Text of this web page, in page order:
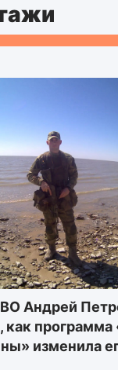
Андрей
как программа
изменила